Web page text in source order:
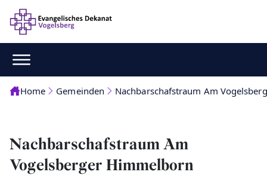
Home Gemeinden Nachbarschafstraum Am
Nachbarschafstraum Am
Vogelsberger Himmelborn